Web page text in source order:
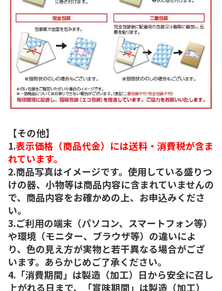
【その他】
1.表示価格（商品代金）には送料・消費税が含ま
れています。
2.商品写真はイメージです。使用している盛りつ
けの器、小物等は商品内容に含まれていませんの
で、商品内容をお確かめの上、お申込みくださ
い。
3.ご利用の端末（パソコン、スマートフォン等）
や環境（モニター、ブラウザ等）の違いによ
り、色の見え方が実物と若干異なる場合がござ
います。あらかじめご了承ください。
4.「消費期間」は製造（加工）日から安全に召し
上がれる日まで、「賞味期間」は製造（加工）